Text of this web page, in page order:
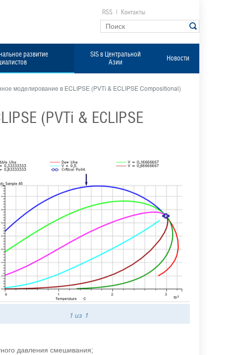
RSS Контакты
развитие
SIS в Центральной
Азии
Новости
моделирование в ECLIPSE (PVTi & ECLIPSE Compositional)
(PVTi & ECLIPSE
1из 1
давления смешивания;